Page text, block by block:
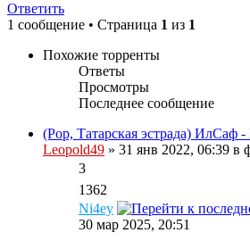
Ответить
1 сообщение • Страница 1 из 1
Похожие торренты
Ответы
Просмотры
Последнее сообщение
(Pop, Татарская эстрада)
Leopold49 » 31 янв 2022, 06:39 в
3
1362
Ni4ey
30 мар 2025, 20:51